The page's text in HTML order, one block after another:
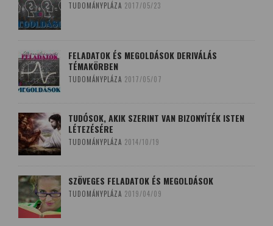
TUDOMÁNYPLÁZA 2017/05/23
FELADATOK ÉS MEGOLDÁSOK DERIVÁLÁS
TÉMAKÖRBEN
TUDOMÁNYPLÁZA 2017/05/07
TUDÓSOK, AKIK SZERINT VAN BIZONYÍTÉK ISTEN
LÉTEZÉSÉRE
TUDOMÁNYPLÁZA 2014/10/19
SZÖVEGES FELADATOK ÉS MEGOLDÁSOK
TUDOMÁNYPLÁZA 2019/04/09